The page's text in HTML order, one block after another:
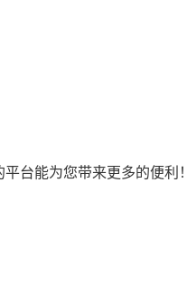
台能为您带来更多的便利！